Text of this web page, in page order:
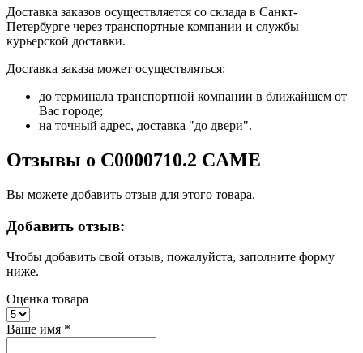
Доставка заказов осуществляется со склада в Санкт-
Петербурге через транспортные компании и службы
курьерской доставки.
Доставка заказа может осуществляться:
до терминала транспортной компании в ближайшем от
Вас городе;
на точный адрес, доставка "до двери".
Отзывы о C0000710.2 CAME
Вы можете добавить отзыв для этого товара.
Добавить отзыв:
Чтобы добавить свой отзыв, пожалуйста, заполните форму
ниже.
Оценка товара
Ваше имя *